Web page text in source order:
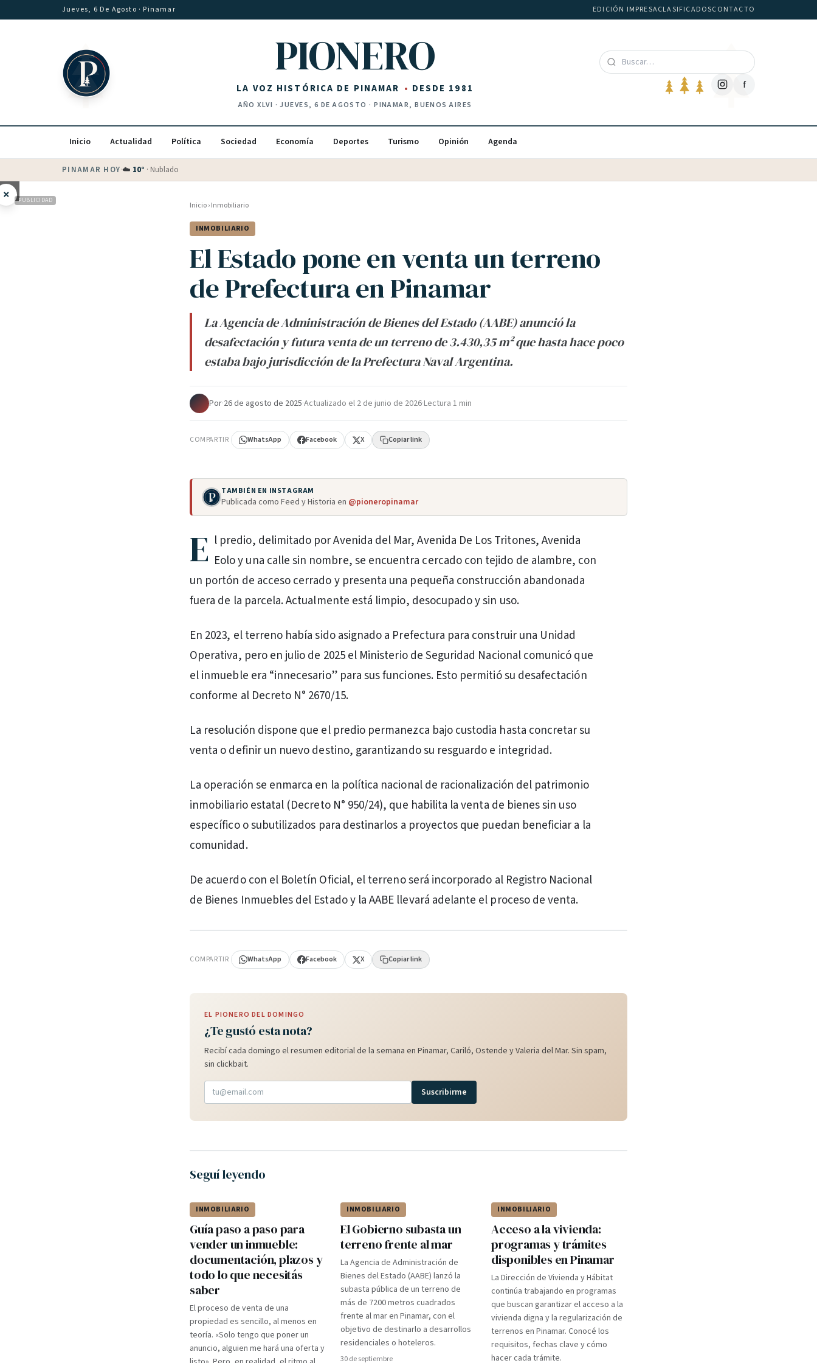
Saltar al contenidoJueves, 6 De Agosto · Pinamar EDICIÓN IMPRESACLASIFICADOSCONTACTO
PIONERO
LA VOZ HISTÓRICA DE PINAMAR DESDE 1981
AÑOXLVI ·JUEVES, 6 DE AGOSTO · PINAMAR, BUENOS AIRES
f
Inicio Actualidad Política Sociedad Economía Deportes Turismo Opinión Agenda
PINAMAR HOY·💵 Dólar blue$1540
× PUBLICIDAD Inicio›Inmobiliario
INMOBILIARIO
El Estado pone en venta un terreno
de Prefectura en Pinamar
La Agencia de Administración de Bienes del Estado (AABE) anunció la
desafectación y futura venta de un terreno de 3.430,35 m² que hasta hace poco
estaba bajo jurisdicción de la Prefectura Naval Argentina.
Por·26 de agosto de 2025·Actualizado el 2 de junio de 2026·Lectura 1 min
COMPARTIR WhatsApp Facebook X Copiar link
TAMBIÉN EN INSTAGRAM
Publicada como Feed y Historia en @pioneropinamar
E l predio, delimitado por Avenida del Mar, Avenida De Los Tritones, Avenida
Eolo y una calle sin nombre, se encuentra cercado con tejido de alambre, con
un portón de acceso cerrado y presenta una pequeña construcción abandonada
fuera de la parcela. Actualmente está limpio, desocupado y sin uso.
En 2023, el terreno había sido asignado a Prefectura para construir una Unidad
Operativa, pero en julio de 2025 el Ministerio de Seguridad Nacional comunicó que
el inmueble era “innecesario” para sus funciones. Esto permitió su desafectación
conforme al Decreto N° 2670/15.
La resolución dispone que el predio permanezca bajo custodia hasta concretar su
venta o definir un nuevo destino, garantizando su resguardo e integridad.
La operación se enmarca en la política nacional de racionalización del patrimonio
inmobiliario estatal (Decreto N° 950/24), que habilita la venta de bienes sin uso
específico o subutilizados para destinarlos a proyectos que puedan beneficiar a la
comunidad.
De acuerdo con el Boletín Oficial, el terreno será incorporado al Registro Nacional
de Bienes Inmuebles del Estado y la AABE llevará adelante el proceso de venta.
COMPARTIR WhatsApp Facebook X Copiar link
EL PIONERO DEL DOMINGO
¿Te gustó esta nota?
Recibí cada domingo el resumen editorial de la semana en Pinamar, Cariló, Ostende y Valeria del Mar. Sin spam,
sin clickbait.
Suscribirme
Seguí leyendo
INMOBILIARIO
Guía paso a paso para
vender un inmueble:
documentación, plazos y
todo lo que necesitás
saber
El proceso de venta de una
propiedad es sencillo, al menos en
teoría. «Solo tengo que poner un
anuncio, alguien me hará una oferta y
INMOBILIARIO
El Gobierno subasta un
terreno frente al mar
La Agencia de Administración de
Bienes del Estado (AABE) lanzó la
subasta pública de un terreno de
más de 7200 metros cuadrados
frente al mar en Pinamar, con el
objetivo de destinarlo a desarrollos
residenciales o hoteleros.
30 de septiembre
INMOBILIARIO
Acceso a la vivienda:
programas y trámites
disponibles en Pinamar
La Dirección de Vivienda y Hábitat
continúa trabajando en programas
que buscan garantizar el acceso a la
vivienda digna y la regularización de
terrenos en Pinamar. Conocé los
requisitos, fechas clave y cómo
hacer cada trámite.